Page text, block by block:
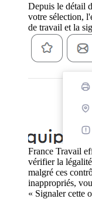
Depuis le détail
votre sélection,
de travail et la
France Travail
vérifier la
malgré ces
inappropriés,
« Signaler cette